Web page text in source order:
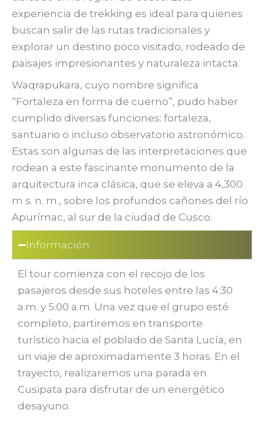
experiencia de trekking es ideal para quienes
buscan salir de las rutas tradicionales y
explorar un destino poco visitado, rodeado de
paisajes impresionantes y naturaleza intacta.
Waqrapukara, cuyo nombre significa
“Fortaleza en forma de cuerno”, pudo haber
cumplido diversas funciones: fortaleza,
santuario o incluso observatorio astronómico.
Estas son algunas de las interpretaciones que
rodean a este fascinante monumento de la
arquitectura inca clásica, que se eleva a 4,300
m s. n. m., sobre los profundos cañones del río
Apurímac, al sur de la ciudad de Cusco.
Información:
El tour comienza con el recojo de los
pasajeros desde sus hoteles entre las 4:30
a.m. y 5:00 a.m. Una vez que el grupo esté
completo, partiremos en transporte
turístico hacia el poblado de Santa Lucía, en
un viaje de aproximadamente 3 horas. En el
trayecto, realizaremos una parada en
Cusipata para disfrutar de un energético
desayuno.